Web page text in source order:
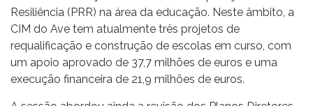
Resiliência (PRR) na área da educação. Neste âmbito, a
CIM do Ave tem atualmente três projetos de
requalificação e construção de escolas em curso, com
um apoio aprovado de 37,7 milhões de euros e uma
execução financeira de 21,9 milhões de euros.